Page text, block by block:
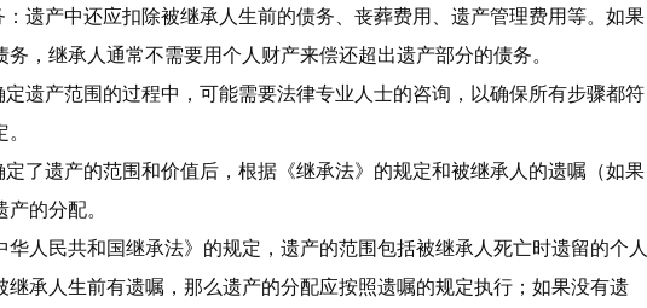
遗产中还应扣除被继承人生前的债务、丧葬费用、遗产管理费用等。如果
，继承人通常不需要用个人财产来偿还超出遗产部分的债务。
遗产范围的过程中，可能需要法律专业人士的咨询，以确保所有步骤都符
了遗产的范围和价值后，根据《继承法》的规定和被继承人的遗嘱（如果
的分配。
华人民共和国继承法》的规定，遗产的范围包括被继承人死亡时遗留的个人
继承人生前有遗嘱，那么遗产的分配应按照遗嘱的规定执行；如果没有遗